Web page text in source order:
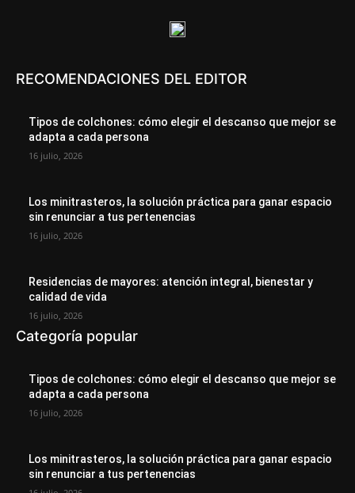
RECOMENDACIONES DEL EDITOR
Tipos de colchones: cómo elegir el descanso que mejor se
adapta a cada persona
16 julio, 2026
Los minitrasteros, la solución práctica para ganar espacio
sin renunciar a tus pertenencias
16 julio, 2026
Residencias de mayores: atención integral, bienestar y
calidad de vida
16 julio, 2026
Categoría popular
Tipos de colchones: cómo elegir el descanso que mejor se
adapta a cada persona
16 julio, 2026
Los minitrasteros, la solución práctica para ganar espacio
sin renunciar a tus pertenencias